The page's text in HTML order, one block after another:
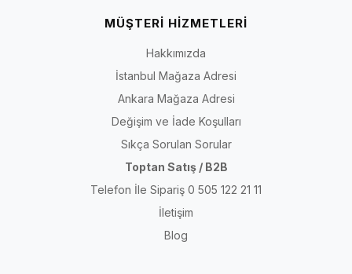
MÜŞTERİ HİZMETLERİ
Hakkımızda
İstanbul Mağaza Adresi
Ankara Mağaza Adresi
Değişim ve İade Koşulları
Sıkça Sorulan Sorular
Toptan Satış / B2B
Telefon İle Sipariş 0 505 122 21 11
İletişim
Blog